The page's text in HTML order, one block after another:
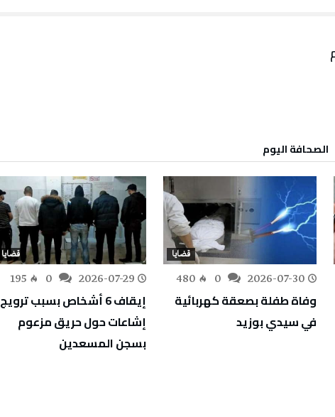
قضايا
2026-07-30
480
وفاة طفلة بصعقة كهربائية
في سيدي بوزيد
قضايا
2026-07-29
195
إيقاف 6 أشخاص بسبب ترويج
إشاعات حول حريق مزعوم
بسجن المسعدين